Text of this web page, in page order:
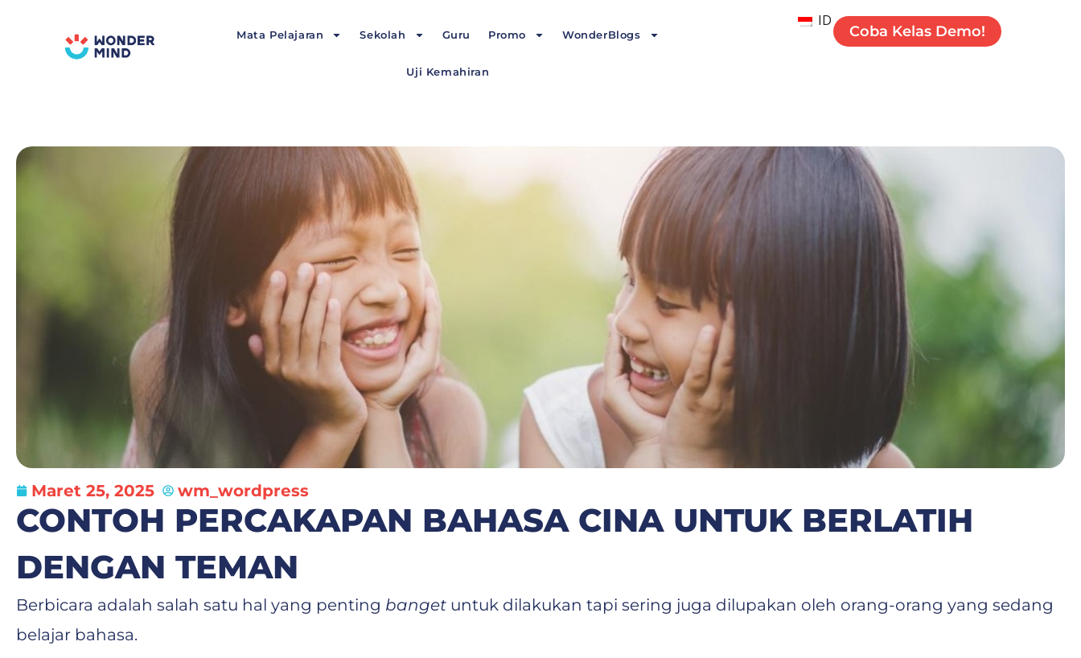
Mata Pelajaran Sekolah Guru Promo WonderBlogs
Uji Kemahiran
ID
Coba Kelas Demo!
Maret 25, 2025 wm_wordpress
CONTOH PERCAKAPAN BAHASA CINA UNTUK BERLATIH
DENGAN TEMAN
Berbicara adalah salah satu hal yang penting banget untuk dilakukan tapi sering juga dilupakan oleh orang-orang yang sedang
belajar bahasa.